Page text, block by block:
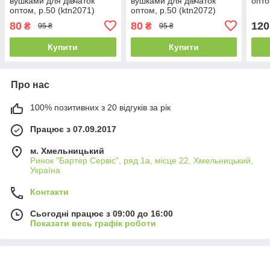
оптом, р.50 (ktn2071)
80 ₴ 95 ₴
Купити
оптом, р.50 (ktn2072)
80₴ 95 ₴
Купити
120
Про нас
100% позитивних з 20 відгуків за рік
Працює з 07.09.2017
м. Хмельницький
Ринок "Бартер Сервіс", ряд 1а, місце 22, Хмельницький,
Україна
Контакти
Сьогодні працює з 09:00 до 16:00
Показати весь графік роботи